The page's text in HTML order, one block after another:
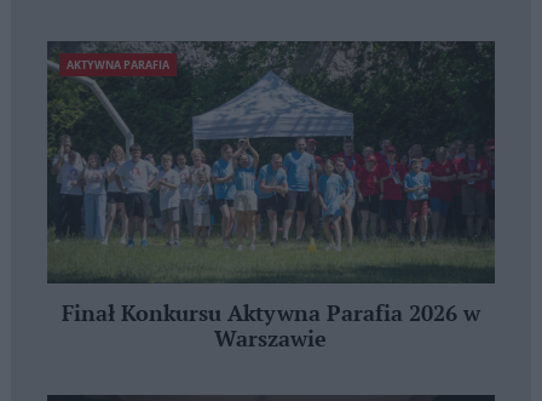
AKTYWNA PARAFIA
Finał Konkursu Aktywna Parafia 2026 w
Warszawie